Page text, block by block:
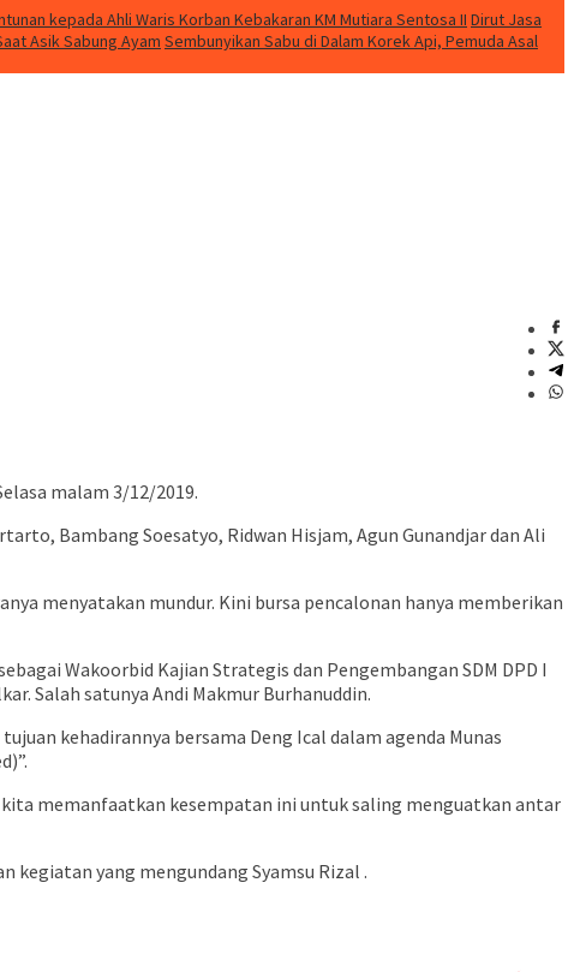
kepada Ahli Waris Korban Kebakaran KM Mutiara Sentosa II Dirut Jasa
Asik Sabung Ayam Sembunyikan Sabu di Dalam Korek Api, Pemuda Asal
malam 3/12/2019.
Bambang Soesatyo, Ridwan Hisjam, Agun Gunandjar dan Ali
menyatakan mundur. Kini bursa pencalonan hanya memberikan
Wakoorbid Kajian Strategis dan Pengembangan SDM DPD I
Salah satunya Andi Makmur Burhanuddin.
kehadirannya bersama Deng Ical dalam agenda Munas
kita memanfaatkan kesempatan ini untuk saling menguatkan antar
yang mengundang Syamsu Rizal .